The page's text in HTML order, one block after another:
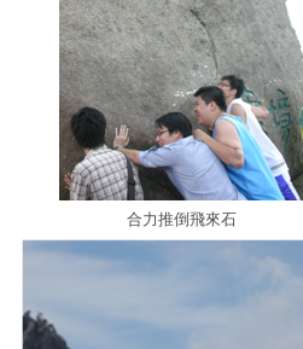
合力推倒飛來石